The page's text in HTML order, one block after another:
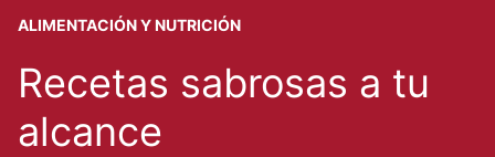
ALIMENTACIÓN Y NUTRICIÓN
Recetas sabrosas a tu
alcance